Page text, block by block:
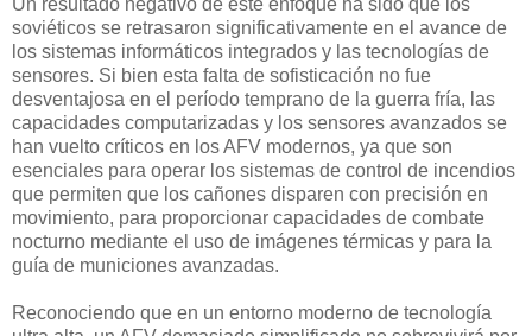
Un resultado negativo de este enfoque ha sido que los
soviéticos se retrasaron significativamente en el avance de
los sistemas informáticos integrados y las tecnologías de
sensores. Si bien esta falta de sofisticación no fue
desventajosa en el período temprano de la guerra fría, las
capacidades computarizadas y los sensores avanzados se
han vuelto críticos en los AFV modernos, ya que son
esenciales para operar los sistemas de control de incendios
que permiten que los cañones disparen con precisión en
movimiento, para proporcionar capacidades de combate
nocturno mediante el uso de imágenes térmicas y para la
guía de municiones avanzadas.
Reconociendo que en un entorno moderno de tecnología